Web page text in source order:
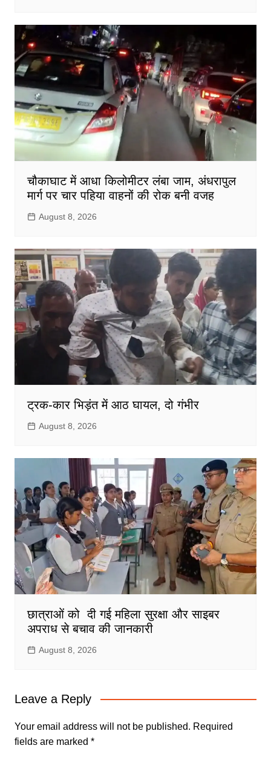
चौकाघाट में आधा किलोमीटर लंबा जाम, अंधरापुल
मार्ग पर चार पहिया वाहनों की रोक बनी वजह
August 8, 2026
ट्रक-कार भिड़ंत में आठ घायल, दो गंभीर
August 8, 2026
छात्राओं को दी गई महिला सुरक्षा और साइबर
अपराध से बचाव की जानकारी
August 8, 2026
Leave a Reply
Your email address will not be published. Required
fields are marked *